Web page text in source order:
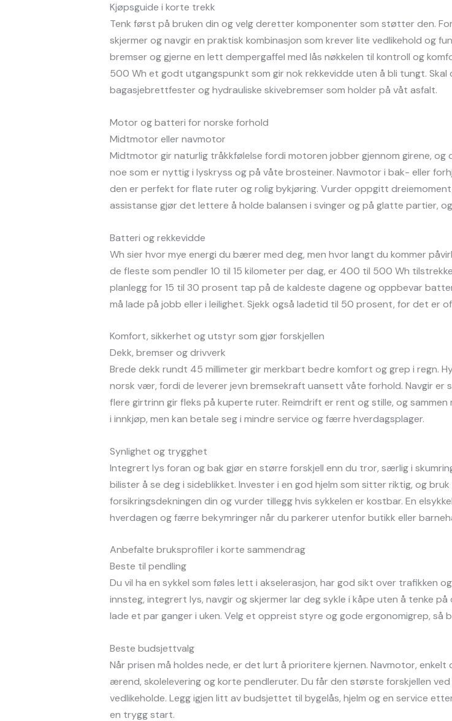
Kjøpsguide i korte trekk
Tenk først på bruken din og velg deretter komponenter som støtter den.
skjermer og navgir en praktisk kombinasjon som krever lite vedlikehold og
bremser og gjerne en lett dempergaffel med lås nøkkelen til kontroll og
500 Wh et godt utgangspunkt som gir nok rekkevidde uten å bli tungt.
bagasjebrettfester og hydrauliske skivebremser som holder på våt asfalt.
Motor og batteri for norske forhold
Midtmotor eller navmotor
Midtmotor gir naturlig tråkkfølelse fordi motoren jobber gjennom girene, og
noe som er nyttig i lyskryss og på våte brosteiner. Navmotor i bak- eller
den er perfekt for flate ruter og rolig bykjøring. Vurder oppgitt
assistanse gjør det lettere å holde balansen i svinger og på glatte partier,
Batteri og rekkevidde
Wh sier hvor mye energi du bærer med deg, men hvor langt du kommer
de fleste som pendler 10 til 15 kilometer per dag, er 400 til 500 Wh
planlegg for 15 til 30 prosent tap på de kaldeste dagene og oppbevar
må lade på jobb eller i leilighet. Sjekk også ladetid til 50 prosent, for det er
Komfort, sikkerhet og utstyr som gjør forskjellen
Dekk, bremser og drivverk
Brede dekk rundt 45 millimeter gir merkbart bedre komfort og grep i regn.
norsk vær, fordi de leverer jevn bremsekraft uansett våte forhold. Navgir er
flere girtrinn gir fleks på kuperte ruter. Reimdrift er rent og stille, og
i innkjøp, men kan betale seg i mindre service og færre hverdagsplager.
Synlighet og trygghet
Integrert lys foran og bak gjør en større forskjell enn du tror, særlig i
bilister å se deg i sideblikket. Invester i en god hjelm som sitter riktig, og
forsikringsdekningen din og vurder tillegg hvis sykkelen er kostbar. En
hverdagen og færre bekymringer når du parkerer utenfor butikk eller
Anbefalte bruksprofiler i korte sammendrag
Beste til pendling
Du vil ha en sykkel som føles lett i akselerasjon, har god sikt over trafikken
innsteg, integrert lys, navgir og skjermer lar deg sykle i kåpe uten å tenke
lade et par ganger i uken. Velg et oppreist styre og gode ergonomigrep, så
Beste budsjettvalg
Når prisen må holdes nede, er det lurt å prioritere kjernen. Navmotor,
ærend, skolelevering og korte pendleruter. Du får den største forskjellen
vedlikeholde. Legg igjen litt av budsjettet til bygelås, hjelm og en service
en trygg start.